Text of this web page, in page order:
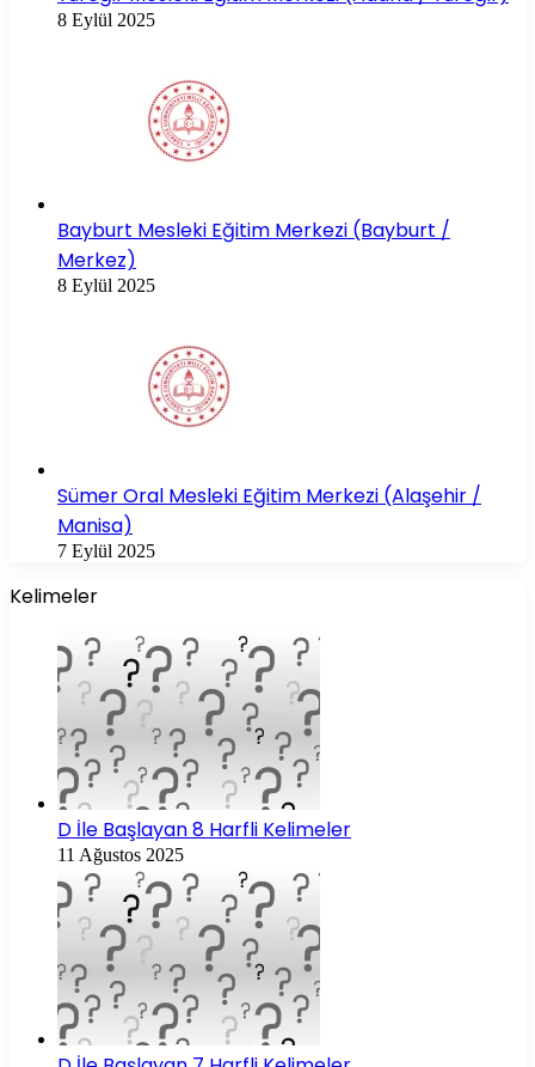
8 Eylül 2025
Bayburt Mesleki Eğitim Merkezi (Bayburt /
Merkez)
8 Eylül 2025
Sümer Oral Mesleki Eğitim Merkezi (Alaşehir /
Manisa)
7 Eylül 2025
Kelimeler
D İle Başlayan 8 Harfli Kelimeler
11 Ağustos 2025